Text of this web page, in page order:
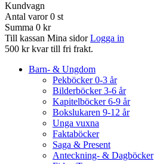
Kundvagn
Antal varor 0 st
Summa 0 kr
Till kassan Mina sidor Logga in
500 kr kvar till fri frakt.
Barn- & Ungdom
Pekböcker 0-3 år
Bilderböcker 3-6 år
Kapitelböcker 6-9 år
Bokslukaren 9-12 år
Unga vuxna
Faktaböcker
Saga & Present
Anteckning- & Dagböcker